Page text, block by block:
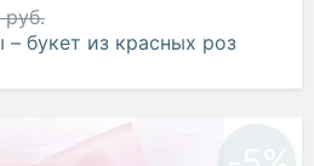
букет из красных роз